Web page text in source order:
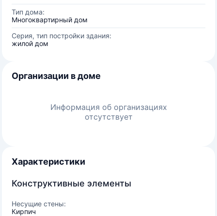
Тип дома:
Многоквартирный дом
Серия, тип постройки здания:
жилой дом
Организации в доме
Информация об организациях
отсутствует
Характеристики
Конструктивные элементы
Несущие стены:
Кирпич